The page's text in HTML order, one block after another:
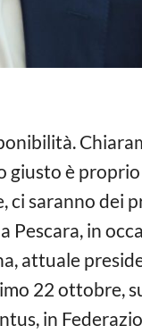
è
ci saranno dei
in
attuale
22 ottobre,
in